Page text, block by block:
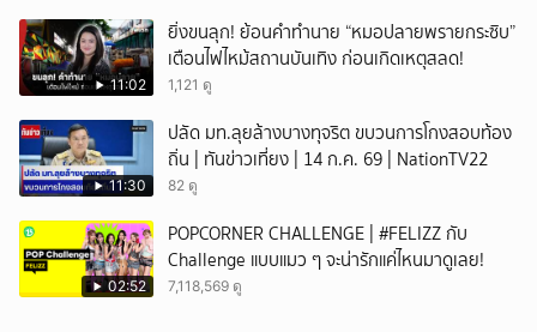
11:02
ยิ่งขนลุก! ย้อนคำทำนาย “หมอปลายพรายกระซิบ”
เตือนไฟไหม้สถานบันเทิง ก่อนเกิดเหตุสลด!
1,121 ดู
11:30
ปลัด มท.ลุยล้างบางทุจริต ขบวนการโกงสอบท้อง
ถิ่น | ทันข่าวเที่ยง | 14 ก.ค. 69 | NationTV22
82 ดู
02:52
POPCORNER CHALLENGE | #FELIZZ กับ
Challenge แบบแมว ๆ จะน่ารักแค่ไหนมาดูเลย!
7,118,569 ดู